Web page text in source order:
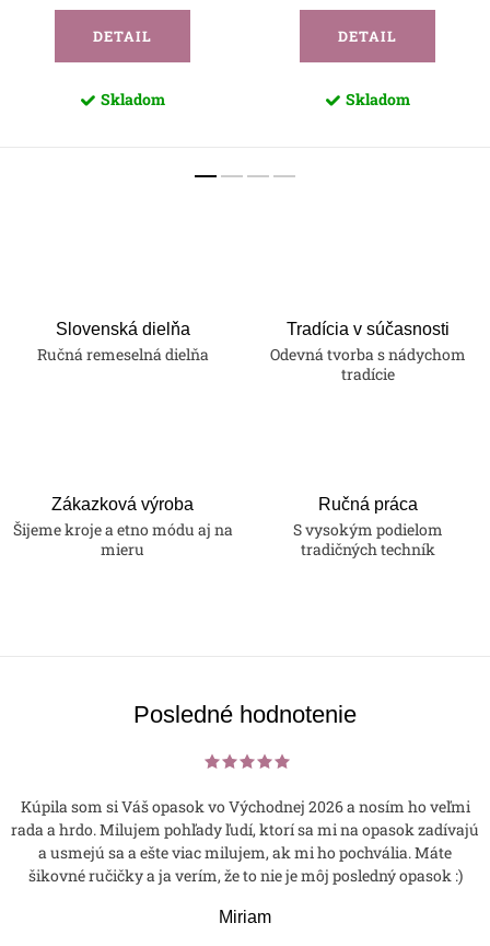
DETAIL
Skladom
DETAIL
Skladom
Slovenská dielňa
Ručná remeselná dielňa
Tradícia v súčasnosti
Odevná tvorba s nádychom
tradície
Zákazková výroba
Šijeme kroje a etno módu aj na
mieru
Ručná práca
S vysokým podielom
tradičných techník
Posledné hodnotenie
Kúpila som si Váš opasok vo Východnej 2026 a nosím ho veľmi
rada a hrdo. Milujem pohľady ľudí, ktorí sa mi na opasok zadívajú
a usmejú sa a ešte viac milujem, ak mi ho pochvália. Máte
šikovné ručičky a ja verím, že to nie je môj posledný opasok :)
Miriam